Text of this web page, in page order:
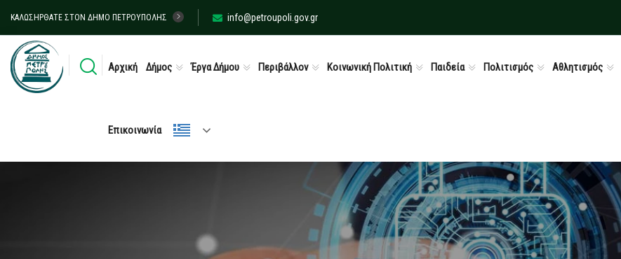
ΚΑΛΩΣΉΡΘΑΤΕ ΣΤΟΝ ΔΉΜΟ ΠΕΤΡΟΎΠΟΛΗΣ info@petroupoli.gov.gr
Αρχική Δήμος Έργα Δήμου Περιβάλλον Κοινωνική Πολιτική Παιδεία Πολιτισμός Αθλητισμός
Επικοινωνία